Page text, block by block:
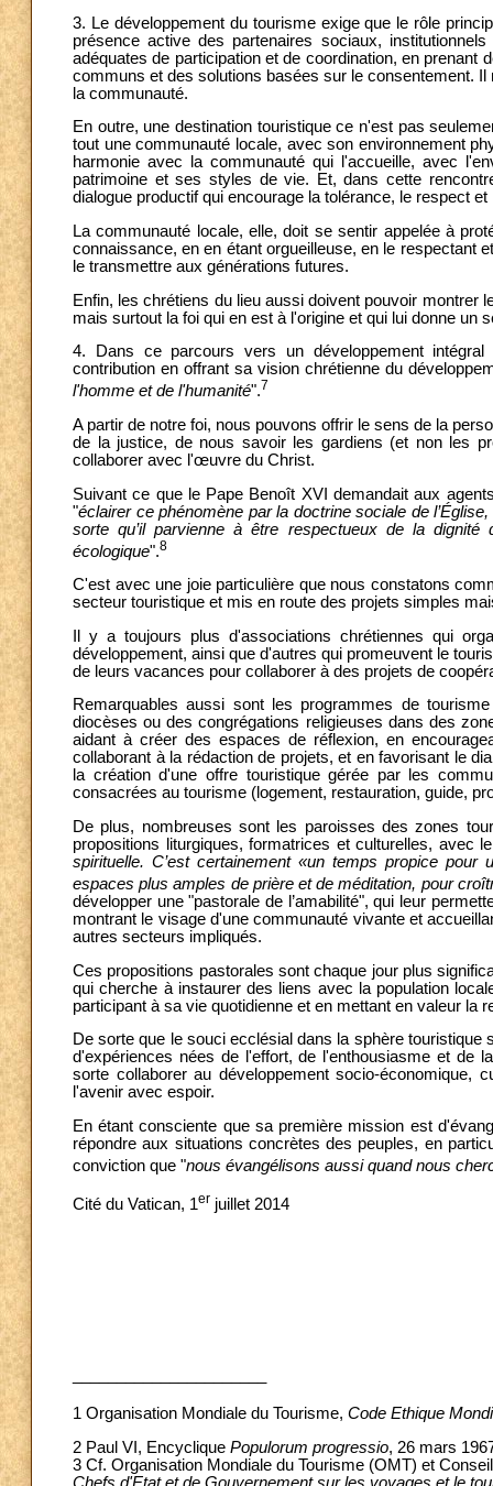
3. Le développement du tourisme exige que le rôle
présence active des partenaires sociaux,
adéquates de participation et de coordination, en
communs et des solutions basées sur le consentement.
la communauté.
En outre, une destination touristique ce n'est pas
tout une communauté locale, avec son environnement
harmonie avec la communauté qui l'accueille, avec
patrimoine et ses styles de vie. Et, dans cette
dialogue productif qui encourage la tolérance, le respect
La communauté locale, elle, doit se sentir appelée à
connaissance, en en étant orgueilleuse, en le respectant
le transmettre aux générations futures.
Enfin, les chrétiens du lieu aussi doivent pouvoir montrer
mais surtout la foi qui en est à l'origine et qui lui donne un
4. Dans ce parcours vers un développement
contribution en offrant sa vision chrétienne du
l'homme et de l'humanité".7
A partir de notre foi, nous pouvons offrir le sens de la
de la justice, de nous savoir les gardiens (et non les
collaborer avec l'œuvre du Christ.
Suivant ce que le Pape Benoît XVI demandait aux
"éclairer ce phénomène par la doctrine sociale de
sorte qu’il parvienne à être respectueux de la
écologique".8
C'est avec une joie particulière que nous constatons
secteur touristique et mis en route des projets simples
Il y a toujours plus d'associations chrétiennes qui
développement, ainsi que d'autres qui promeuvent le
de leurs vacances pour collaborer à des projets de
Remarquables aussi sont les programmes de
diocèses ou des congrégations religieuses dans des
aidant à créer des espaces de réflexion, en
collaborant à la rédaction de projets, et en favorisant le
la création d'une offre touristique gérée par les
consacrées au tourisme (logement, restauration, guide,
De plus, nombreuses sont les paroisses des zones
propositions liturgiques, formatrices et culturelles, avec
spirituelle. C’est certainement «un temps propice
espaces plus amples de prière et de méditation, pour
développer une "pastorale de l’amabilité", qui leur
montrant le visage d'une communauté vivante et
autres secteurs impliqués.
Ces propositions pastorales sont chaque jour plus
qui cherche à instaurer des liens avec la population
participant à sa vie quotidienne et en mettant en valeur la
De sorte que le souci ecclésial dans la sphère
d'expériences nées de l'effort, de l'enthousiasme et de
sorte collaborer au développement socio-économique,
l'avenir avec espoir.
En étant consciente que sa première mission est
répondre aux situations concrètes des peuples, en
conviction que "nous évangélisons aussi quand nous
Cité du Vatican, 1er juillet 2014
1 Organisation Mondiale du Tourisme, Code Ethique
2 Paul VI, Encyclique Populorum progressio, 26 mars
3 Cf. Organisation Mondiale du Tourisme (OMT) et
Chefs d'Etat et de Gouvernement sur les voyages et le